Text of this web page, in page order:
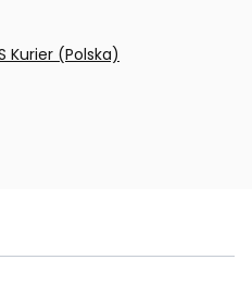
Kurier (Polska)